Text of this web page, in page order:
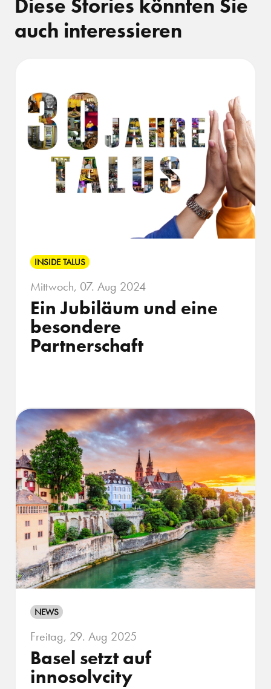
Diese Stories könnten Sie
auch interessieren
INSIDE TALUS
Mittwoch, 07. Aug 2024
Ein Jubiläum und eine
besondere
Partnerschaft
NEWS
Freitag, 29. Aug 2025
Basel setzt auf
innosolvcity